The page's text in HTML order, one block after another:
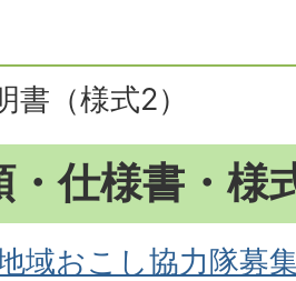
書（様式2）
・仕様書・様
域おこし協力隊募